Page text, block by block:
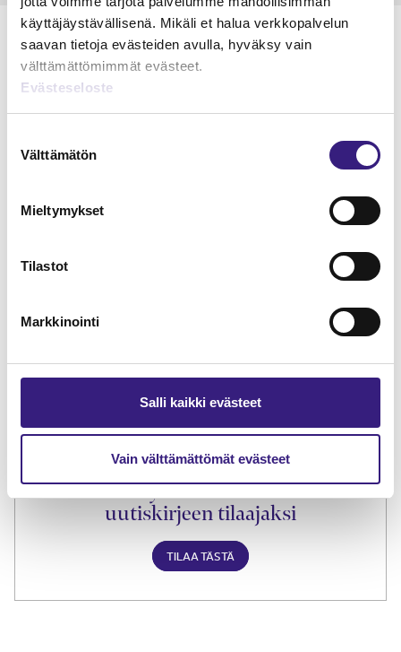
käyttäjäystävällisenä. Mikäli et halua verkkopalvelun
saavan tietoja evästeiden avulla, hyväksy vain
välttämättömimmät evästeet.
Evästeseloste
valinta
Välttämätön
Mieltymykset
Tilastot
Markkinointi
Salli kaikki evästeet
Vain välttämättömät evästeet
TILAA TÄSTÄ
Liity Tilisanomien
uutiskirjeen tilaajaksi
TILAA TÄSTÄ